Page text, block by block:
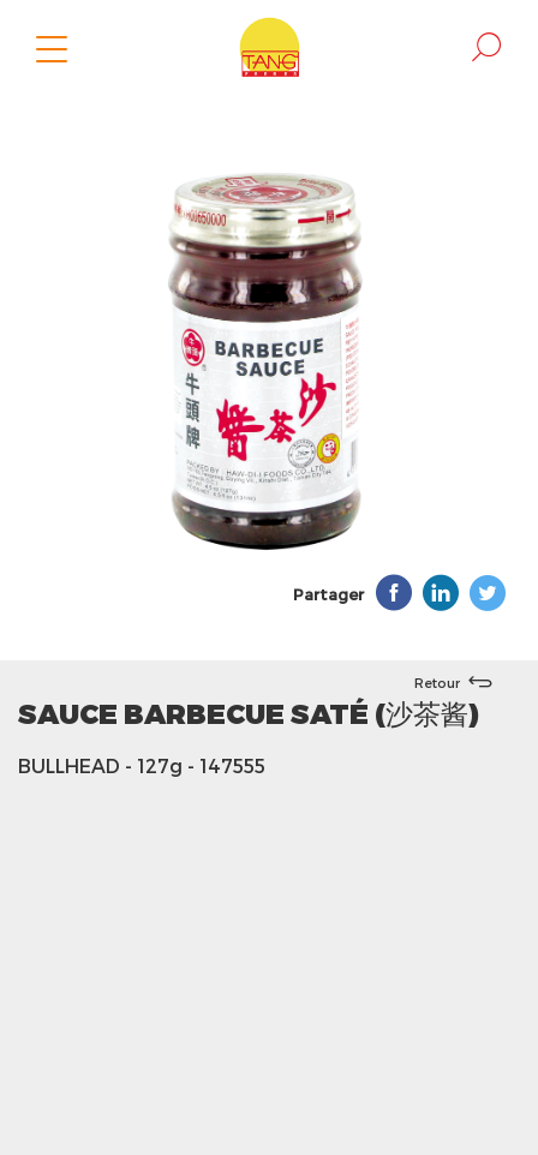
Partager
Retour
SAUCE BARBECUE SATÉ (沙茶酱)
BULLHEAD - 127g - 147555